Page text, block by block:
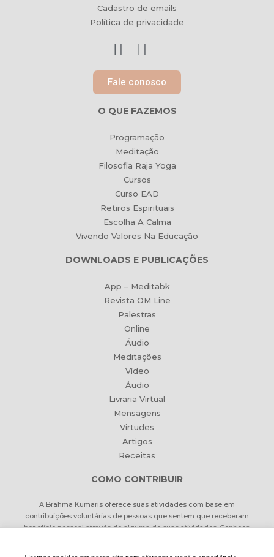
Cadastro de emails
Política de privacidade
Fale conosco
O QUE FAZEMOS
Programação
Meditação
Filosofia Raja Yoga
Cursos
Curso EAD
Retiros Espirituais
Escolha A Calma
Vivendo Valores Na Educação
DOWNLOADS E PUBLICAÇÕES
App – Meditabk
Revista OM Line
Palestras
Online
Áudio
Meditações
Vídeo
Áudio
Livraria Virtual
Mensagens
Virtudes
Artigos
Receitas
COMO CONTRIBUIR
A Brahma Kumaris oferece suas atividades com base em
contribuições voluntárias de pessoas que sentem que receberam
benefício pessoal através de alguma de suas atividades. Conheça